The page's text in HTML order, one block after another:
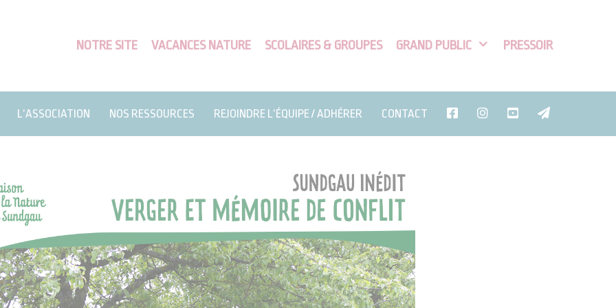
NOTRE SITE VACANCES NATURE SCOLAIRES & GROUPES GRAND PUBLIC PRESSOIR
L’ASSOCIATION NOS RESSOURCES REJOINDRE L’ÉQUIPE / ADHÉRER CONTACT